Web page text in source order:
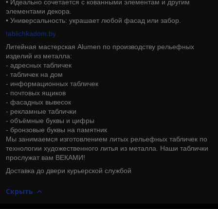
• Идеально сочетается с кованными элементам и другим
элементами декора.
• Универсальность: украшает любой фасад или забор.
tablichkadom.by
Литейная мастерская Alumen по производству рельефных
изделий из металла:
- адресных табличек
- табличек на дом
- информационных табличек
- почтовых ящиков
- фасадных вывесок
- рекламные таблички
- объёмные буквы и цифры
- бронзовые буквы на памятник
Мы занимаемся изготовлением литых рельефных табличек по
технологии художественного литья из металла. Наши таблички
прослужат вам ВЕКАМИ!
Доставка до двери курьерской службой
Скрыть